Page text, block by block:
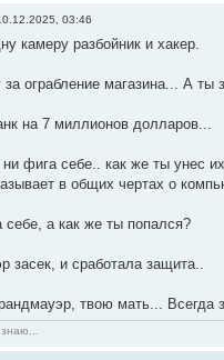
03:46
камеру разбойник и хакер.
ограбление магазина... А ты
на 7 миллионов долларов...
фига себе.. как же ты унес
в общих чертах о
а как же ты попался?
засек, и сработала защита..
твою мать... Всегда